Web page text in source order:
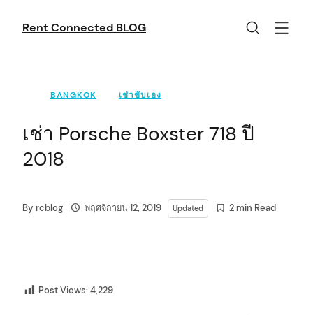
Rent Connected BLOG
BANGKOK เช่าขับเอง
เช่า Porsche Boxster 718 ปี
2018
By rcblog พฤศจิกายน 12, 2019 Updated 2 min Read
Post Views:4,229